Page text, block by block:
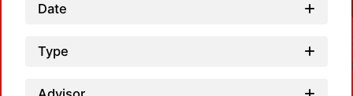
Date
Type